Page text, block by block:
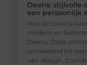
Deens: stijlvolle
een persoonlijk
Wie op zoek is
modern en
Deens. Deze
ontwikkeld tot
van design,